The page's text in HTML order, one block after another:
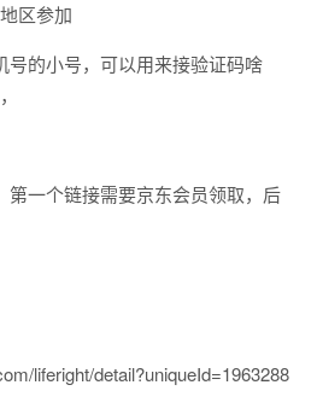
区参加
号的小号，可以用来接验证码啥
第一个链接需要京东会员领取，后
liferight/detail?uniqueId=1963288